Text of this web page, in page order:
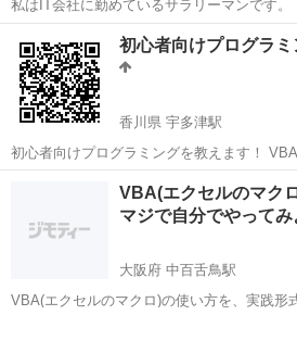
私はIT会社に勤めているサラリーマンです。 自動化って理解できると
思ったより簡単にできるものなんですよ。（慣れ
ことに興味がある方、どんなのか知りたいっ
渋谷区 渋谷駅 VBA
初心者向けプログラミ
香川県 宇多津駅
初心者向けプログラミングを教えます！
や、スロットマシンなどのプログラムを作っ
金は、1.5時間で2000円です！ 時間超過事に
宇多津駅
VBA(エクセルのマク
マジで自分でやって
大阪府 中百舌鳥駅
VBA(エクセルのマクロ)の使い方を、実践形式で教え